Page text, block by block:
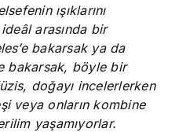
ışıklarını
arasında bir
bakarsak ya da
bakarsak, böyle bir
doğayı incelerlerken
veya onların kombine
yaşamıyorlar.